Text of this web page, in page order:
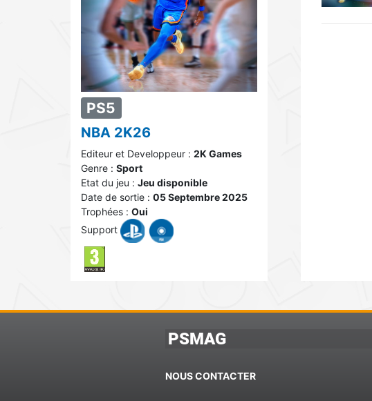
PS5
NBA 2K26
Editeur et Developpeur : 2K Games
Genre : Sport
Etat du jeu : Jeu disponible
Date de sortie : 05 Septembre 2025
Trophées : Oui
Support
PSMAG
NOUS CONTACTER